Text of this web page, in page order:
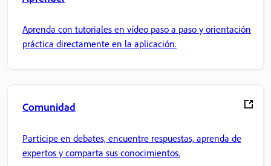
Aprenda con tutoriales en vídeo paso a paso y orientación
práctica directamente en la aplicación.
Comunidad
Participe en debates, encuentre respuestas, aprenda de
expertos y comparta sus conocimientos.